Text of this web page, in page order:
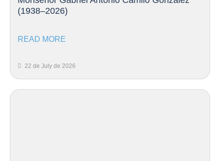
(1938–2026)
READ MORE
22 de July de 2026